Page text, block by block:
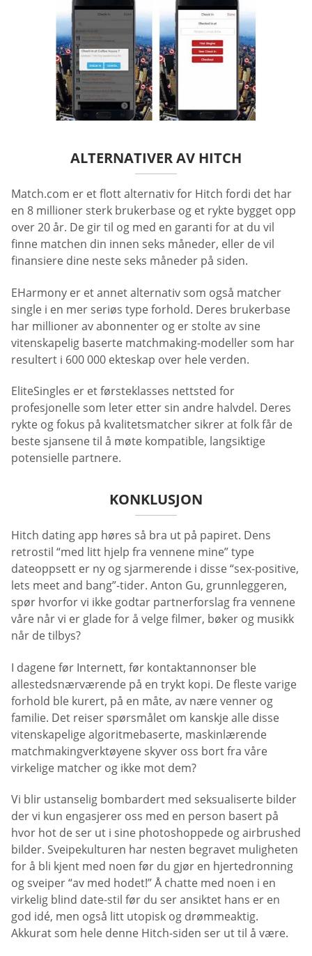
ALTERNATIVER AV HITCH
Match.com er et flott alternativ for Hitch fordi det har
en 8 millioner sterk brukerbase og et rykte bygget opp
over 20 år. De gir til og med en garanti for at du vil
finne matchen din innen seks måneder, eller de vil
finansiere dine neste seks måneder på siden.
EHarmony er et annet alternativ som også matcher
single i en mer seriøs type forhold. Deres brukerbase
har millioner av abonnenter og er stolte av sine
vitenskapelig baserte matchmaking-modeller som har
resultert i 600 000 ekteskap over hele verden.
EliteSingles er et førsteklasses nettsted for
profesjonelle som leter etter sin andre halvdel. Deres
rykte og fokus på kvalitetsmatcher sikrer at folk får de
beste sjansene til å møte kompatible, langsiktige
potensielle partnere.
KONKLUSJON
Hitch dating app høres så bra ut på papiret. Dens
retrostil “med litt hjelp fra vennene mine” type
dateoppsett er ny og sjarmerende i disse “sex-positive,
lets meet and bang”-tider. Anton Gu, grunnleggeren,
spør hvorfor vi ikke godtar partnerforslag fra vennene
våre når vi er glade for å velge filmer, bøker og musikk
når de tilbys?
I dagene før Internett, før kontaktannonser ble
allestedsnærværende på en trykt kopi. De fleste varige
forhold ble kurert, på en måte, av nære venner og
familie. Det reiser spørsmålet om kanskje alle disse
vitenskapelige algoritmebaserte, maskinlærende
matchmakingverktøyene skyver oss bort fra våre
virkelige matcher og ikke mot dem?
Vi blir ustanselig bombardert med seksualiserte bilder
der vi kun engasjerer oss med en person basert på
hvor hot de ser ut i sine photoshoppede og airbrushed
bilder. Sveipekulturen har nesten begravet muligheten
for å bli kjent med noen før du gjør en hjertedronning
og sveiper “av med hodet!” Å chatte med noen i en
virkelig blind date-stil før du ser ansiktet hans er en
god idé, men også litt utopisk og drømmeaktig.
Akkurat som hele denne Hitch-siden ser ut til å være.